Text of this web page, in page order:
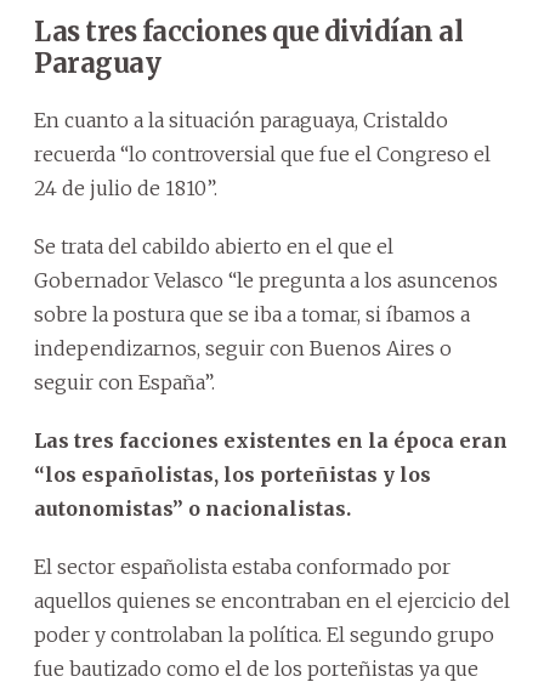
Las tres facciones que dividían al
Paraguay
En cuanto a la situación paraguaya, Cristaldo
recuerda “lo controversial que fue el Congreso el
24 de julio de 1810”.
Se trata del cabildo abierto en el que el
Gobernador Velasco “le pregunta a los asuncenos
sobre la postura que se iba a tomar, si íbamos a
independizarnos, seguir con Buenos Aires o
seguir con España”.
Las tres facciones existentes en la época eran
“los españolistas, los porteñistas y los
autonomistas” o nacionalistas.
El sector españolista estaba conformado por
aquellos quienes se encontraban en el ejercicio del
poder y controlaban la política. El segundo grupo
fue bautizado como el de los porteñistas ya que